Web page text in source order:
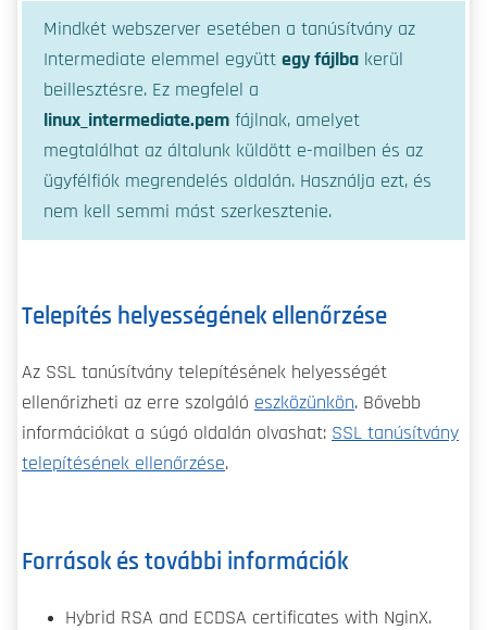
Mindkét webszerver esetében a tanúsítvány az
Intermediate elemmel együtt egy fájlba kerül
beillesztésre. Ez megfelel a
linux_intermediate.pem fájlnak, amelyet
megtalálhat az általunk küldött e-mailben és az
ügyfélfiók megrendelés oldalán. Használja ezt, és
nem kell semmi mást szerkesztenie.
Telepítés helyességének ellenőrzése
Az SSL tanúsítvány telepítésének helyességét
ellenőrizheti az erre szolgáló eszközünkön. Bővebb
információkat a súgó oldalán olvashat: SSL tanúsítvány
telepítésének ellenőrzése.
Források és további információk
Hybrid RSA and ECDSA certificates with NginX.